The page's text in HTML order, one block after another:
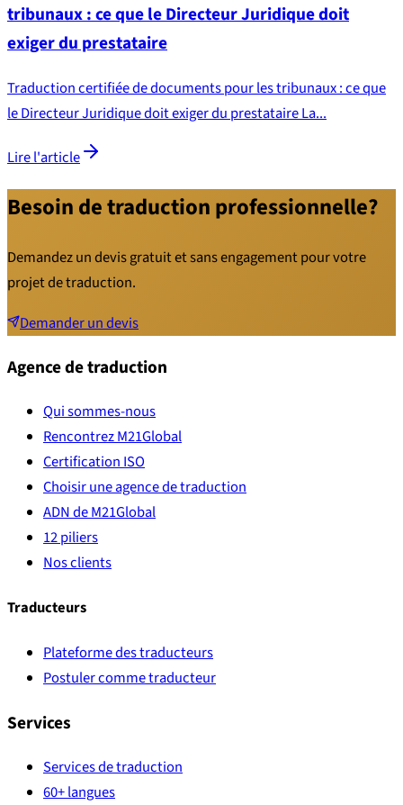
tribunaux : ce que le Directeur Juridique doit
exiger du prestataire
Traduction certifiée de documents pour les tribunaux : ce que
le Directeur Juridique doit exiger du prestataire La...
Lire l'article
Besoin de traduction professionnelle?
Demandez un devis gratuit et sans engagement pour votre
projet de traduction.
Demander un devis
Agence de traduction
Qui sommes-nous
Rencontrez M21Global
Certification ISO
Choisir une agence de traduction
ADN de M21Global
12 piliers
Nos clients
Traducteurs
Plateforme des traducteurs
Postuler comme traducteur
Services
Services de traduction
60+ langues